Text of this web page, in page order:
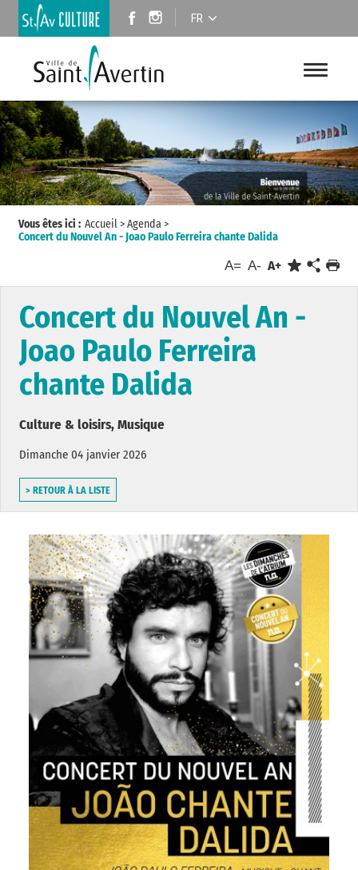
FR
Vous êtes ici : Accueil>Agenda>
Concert du Nouvel An - Joao Paulo Ferreira chante Dalida
A= A- A+
Concert du Nouvel An -
Joao Paulo Ferreira
chante Dalida
Culture & loisirs, Musique
Dimanche 04 janvier 2026
> RETOUR À LA LISTE